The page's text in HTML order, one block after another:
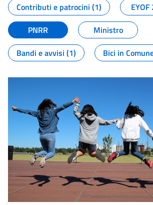
Contributi e patrocini (1)
PNRR
Ministro
Bandi e avvisi (1)
Bici in